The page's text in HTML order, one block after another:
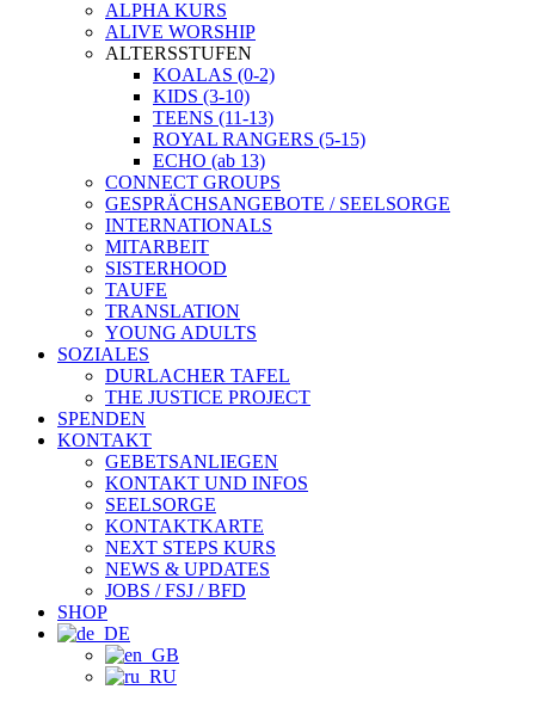
ALPHA KURS
ALIVE WORSHIP
ALTERSSTUFEN
KOALAS (0-2)
KIDS (3-10)
TEENS (11-13)
ROYAL RANGERS (5-15)
ECHO (ab 13)
CONNECT GROUPS
GESPRÄCHSANGEBOTE / SEELSORGE
INTERNATIONALS
MITARBEIT
SISTERHOOD
TAUFE
TRANSLATION
YOUNG ADULTS
SOZIALES
DURLACHER TAFEL
THE JUSTICE PROJECT
SPENDEN
KONTAKT
GEBETSANLIEGEN
KONTAKT UND INFOS
SEELSORGE
KONTAKTKARTE
NEXT STEPS KURS
NEWS & UPDATES
JOBS / FSJ / BFD
SHOP